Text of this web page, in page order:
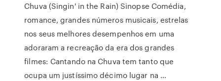
Chuva (Singin' in the Rain) Sinopse Comédia,
romance, grandes números musicais, estrelas
nos seus melhores desempenhos em uma
adoraram a recreação da era dos grandes
filmes: Cantando na Chuva tem tanto que
ocupa um justíssimo décimo lugar na …